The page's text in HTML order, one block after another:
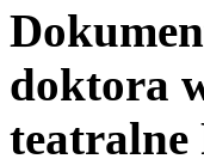
doktora